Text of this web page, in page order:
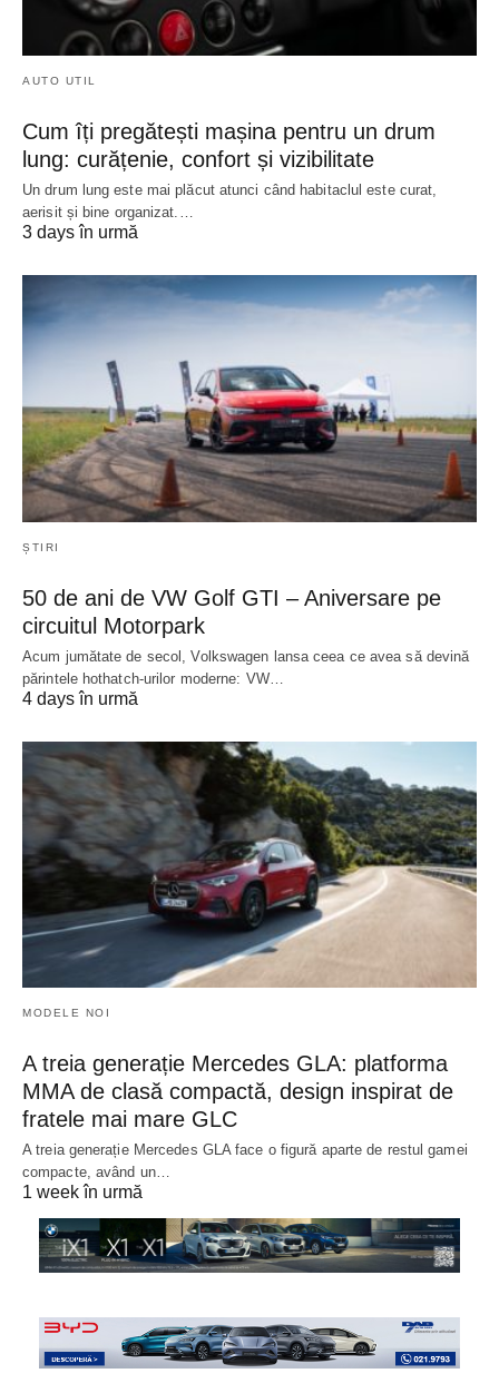
AUTO UTIL
Cum îți pregătești mașina pentru un drum
lung: curățenie, confort și vizibilitate
Un drum lung este mai plăcut atunci când habitaclul este curat,
aerisit și bine organizat.…
3 days în urmă
ȘTIRI
50 de ani de VW Golf GTI – Aniversare pe
circuitul Motorpark
Acum jumătate de secol, Volkswagen lansa ceea ce avea să devină
părintele hothatch-urilor moderne: VW…
4 days în urmă
MODELE NOI
A treia generație Mercedes GLA: platforma
MMA de clasă compactă, design inspirat de
fratele mai mare GLC
A treia generație Mercedes GLA face o figură aparte de restul gamei
compacte, având un…
1 week în urmă